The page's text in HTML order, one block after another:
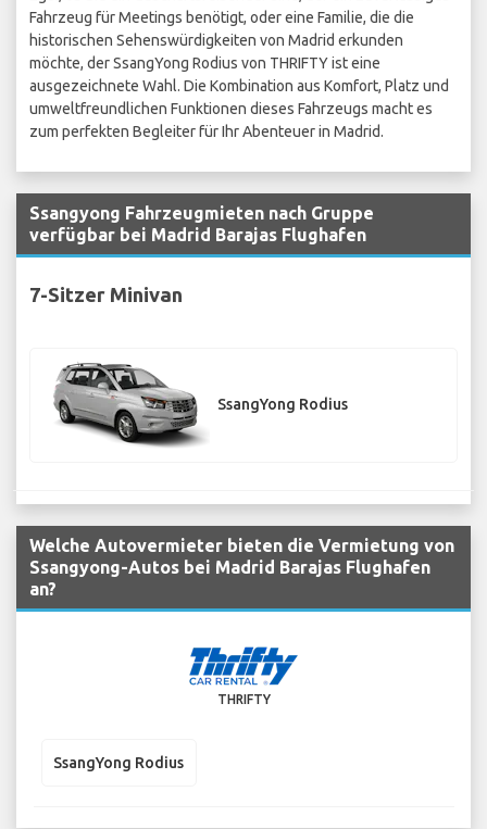
Fahrzeug für Meetings benötigt, oder eine Familie, die die
historischen Sehenswürdigkeiten von Madrid erkunden
möchte, der SsangYong Rodius von THRIFTY ist eine
ausgezeichnete Wahl. Die Kombination aus Komfort, Platz und
umweltfreundlichen Funktionen dieses Fahrzeugs macht es
zum perfekten Begleiter für Ihr Abenteuer in Madrid.
Ssangyong Fahrzeugmieten nach Gruppe
verfügbar bei Madrid Barajas Flughafen
7-Sitzer Minivan
SsangYong Rodius
Welche Autovermieter bieten die Vermietung von
Ssangyong-Autos bei Madrid Barajas Flughafen
an?
THRIFTY
SsangYong Rodius